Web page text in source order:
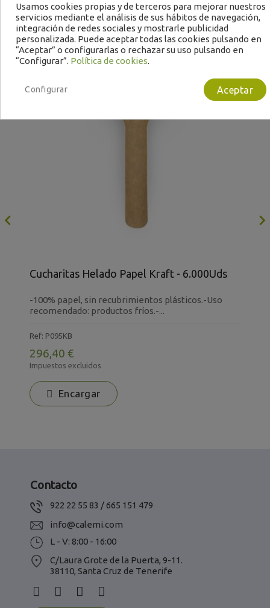
Cucharitas Helado Papel Kraft - 6.000Uds
-100% papel, sin recubrimientos plásticos.-Uso
recomendado: productos fríos.-...
Ref: P095KB
296,40 €
Impuestos excluidos
Encargar
Bajo Pedido
Contacto
922 22 55 83 / 665 151 479
info@calemi.com
L - V: 8:00 - 16:00
C/Laura Grote de la Puerta, 9-11.
38110, Santa Cruz de Tenerife
Usamos cookies propias y de terceros para mejorar nuestros
servicios mediante el análisis de sus hábitos de navegación,
integración de redes sociales y mostrarle publicidad
personalizada. Puede aceptar todas las cookies pulsando en
“Aceptar” o configurarlas o rechazar su uso pulsando en
“Configurar”. Política de cookies.
Aceptar
Configurar